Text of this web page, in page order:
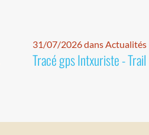
31/07/2026 dans Actualités
Tracé gps Intxuriste - Trail